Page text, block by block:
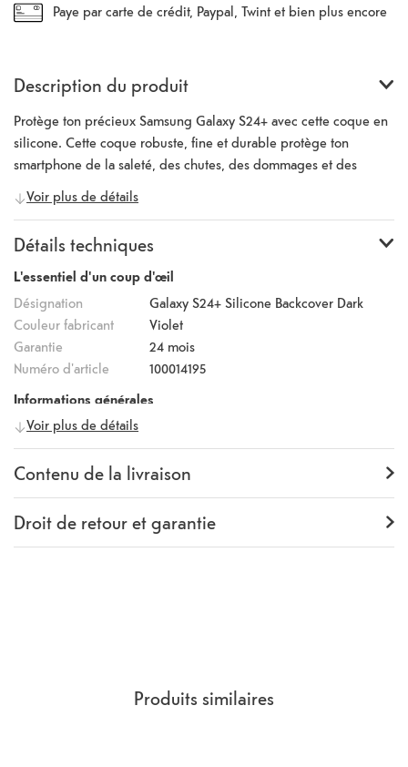
Paye par carte de crédit, Paypal, Twint et bien plus encore
Description du produit
Protège ton précieux Samsung Galaxy S24+ avec cette coque en
silicone. Cette coque robuste, fine et durable protège ton
smartphone de la saleté, des chutes, des dommages et des
rayures. La coque en silicone est extrêmement agréable au
toucher, ce qui garantit la sécurité de ton smartphone et un
lequel la coque est fabriquée assure une longue durée de vie et
un maintien ferme. La surface améliore la prise en main et réduit
les traces de doigts. Les bords surélevés autour de la caméra et
de l'écran empêchent les rayures. L'appareil photo ainsi que tous
les boutons et ports restent accessibles.
Voir plus de détails
Détails techniques
L'essentiel d'un coup d'œil
Désignation
Galaxy S24+ Silicone Backcover Dark
Couleur fabricant
Violet
Garantie
24 mois
Numéro d'article
100014195
Informations générales
Fabricant
Numéro fabricant
496956
Voir plus de détails
Contenu de la livraison
Contenu de la livraison Backcover
Droit de retour et garantie
Garantie
24 mois
Produits similaires